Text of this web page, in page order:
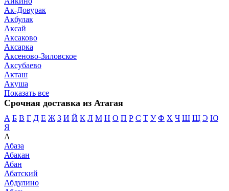
Ак-Довурак
Акбулак
Аксай
Аксаково
Аксарка
Аксеново-Зиловское
Аксубаево
Акташ
Акуша
Показать все
Срочная доставка из Атагая
А Б В Г Д Е Ж З И Й К Л М Н О П Р С Т У Ф Х Ч Ш Щ Э Ю
Я
А
Абаза
Абакан
Абан
Абатский
Абдулино